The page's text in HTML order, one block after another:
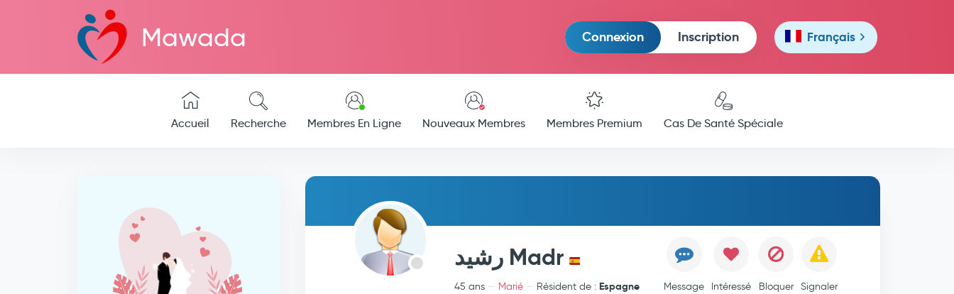
Mawada Connexion Inscription Français
Accueil Recherche Membres En Ligne Nouveaux Membres Membres Premium Cas De Santé Spéciale
رشيد Madr
45 ans Marié Résident de : Espagne Message Intéressé Bloquer Signaler